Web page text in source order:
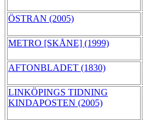
ÖSTRAN (2005)
METRO [SKÅNE] (1999)
AFTONBLADET (1830)
LINKÖPINGS TIDNING
KINDAPOSTEN (2005)